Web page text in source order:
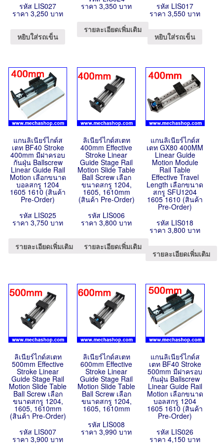
รหัส LIS027
ราคา 3,250 บาท
หยิบใส่รถเข็น
ราคา 3,350 บาท
รายละเอียดเพิ่มเติม
รหัส LIS017
ราคา 3,550 บาท
หยิบใส่รถเข็น
แกนลิเนียร์ไกด์ส
เตท BF40 Stroke
400mm มีฝาครอบ
กันฝุ่น Ballscrew
Linear Guide Rail
Motion เลือกขนาด
บอลสกรู 1204
1605 1610 (สินค้า
Pre-Order)
รหัส LIS025
ราคา 3,750 บาท
รายละเอียดเพิ่มเติม
ลิเนียร์ไกด์สเตท
400mm Effective
Stroke Linear
Guide Stage Rail
Motion Slide Table
Ball Screw เลือก
ขนาดสกรู 1204,
1605, 1610mm
(สินค้า Pre-Order)
รหัส LIS006
ราคา 3,800 บาท
รายละเอียดเพิ่มเติม
แกนลิเนียร์ไกด์ส
เตท GX80 400MM
Linear Guide
Motion Module
Rail Table
Effective Travel
Length เลือกขนาด
สกรู SFU1204
1605 1610 (สินค้า
Pre-Order)
รหัส LIS018
ราคา 3,800 บาท
รายละเอียดเพิ่มเติม
ลิเนียร์ไกด์สเตท
500mm Effective
Stroke Linear
Guide Stage Rail
Motion Slide Table
Ball Screw เลือก
ขนาดสกรู 1204,
1605, 1610mm
(สินค้า Pre-Order)
รหัส LIS007
ราคา 3,900 บาท
ลิเนียร์ไกด์สเตท
600mm Effective
Stroke Linear
Guide Stage Rail
Motion Slide Table
Ball Screw เลือก
ขนาดสกรู 1204,
1605, 1610mm
รหัส LIS008
ราคา 3,990 บาท
แกนลิเนียร์ไกด์ส
เตท BF40 Stroke
500mm มีฝาครอบ
กันฝุ่น Ballscrew
Linear Guide Rail
Motion เลือกขนาด
บอลสกรู 1204
1605 1610 (สินค้า
Pre-Order)
รหัส LIS026
ราคา 4,150 บาท